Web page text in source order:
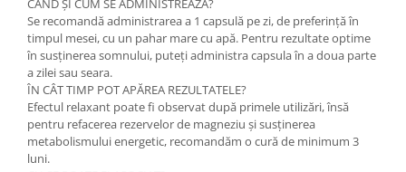
CÂND ȘI CUM SE ADMINISTREAZĂ?
Se recomandă administrarea a 1 capsulă pe zi, de preferință în
timpul mesei, cu un pahar mare cu apă. Pentru rezultate optime
în susținerea somnului, puteți administra capsula în a doua parte
a zilei sau seara.
ÎN CÂT TIMP POT APĂREA REZULTATELE?
Efectul relaxant poate fi observat după primele utilizări, însă
pentru refacerea rezervelor de magneziu și susținerea
metabolismului energetic, recomandăm o cură de minimum 3
luni.